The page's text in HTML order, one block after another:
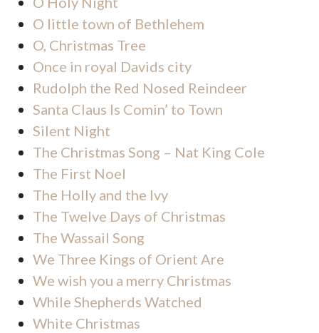
O little town of Bethlehem
O, Christmas Tree
Once in royal Davids city
Rudolph the Red Nosed Reindeer
Santa Claus Is Comin’ to Town
Silent Night
The Christmas Song – Nat King Cole
The First Noel
The Holly and the Ivy
The Twelve Days of Christmas
The Wassail Song
We Three Kings of Orient Are
We wish you a merry Christmas
While Shepherds Watched
White Christmas